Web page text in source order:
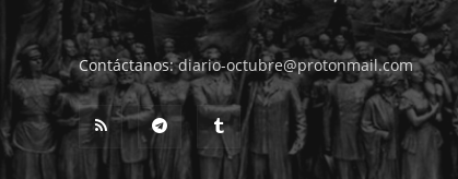
Contáctanos:diario-octubre@protonmail.com